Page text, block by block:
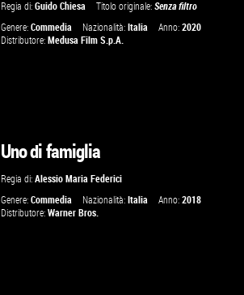
Regia di:Guido Chiesa Titolo originale:Senza filtro
Genere:Commedia Nazionalità:Italia Anno:2020
Distributore:Medusa Film S.p.A.
Uno di famiglia
Regia di:Alessio Maria Federici
Genere:Commedia Nazionalità:Italia Anno:2018
Distributore:Warner Bros.